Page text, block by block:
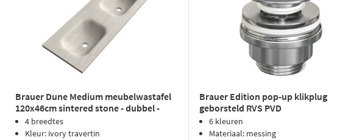
Brauer Dune Medium meubelwastafel
120x46cm sintered stone - dubbel -
zonder kraangaten - ivory travertin
4 breedtes
Kleur: ivory travertin
Brauer Edition pop-up klikplug
geborsteld RVS PVD
6 kleuren
Materiaal: messing